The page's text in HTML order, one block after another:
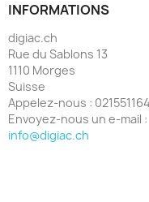
INFORMATIONS
digiac.ch
Rue du Sablons 13
1110 Morges
Suisse
Appelez-nous :
Envoyez-nous un e-mail :
info@digiac.ch